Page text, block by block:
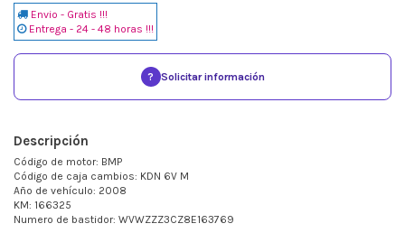
Envio - Gratis !!!
Entrega - 24 - 48 horas !!!
? Solicitar información
Descripción
Código de motor: BMP
Código de caja cambios: KDN 6V M
Año de vehículo: 2008
KM: 166325
Numero de bastidor: WVWZZZ3CZ8E163769